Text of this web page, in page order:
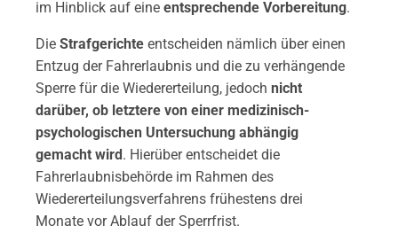
im Hinblick auf eine entsprechende Vorbereitung.
Die Strafgerichte entscheiden nämlich über einen
Entzug der Fahrerlaubnis und die zu verhängende
Sperre für die Wiedererteilung, jedoch nicht
darüber, ob letztere von einer medizinisch-
psychologischen Untersuchung abhängig
gemacht wird . Hierüber entscheidet die
Fahrerlaubnisbehörde im Rahmen des
Wiedererteilungsverfahrens frühestens drei
Monate vor Ablauf der Sperrfrist.